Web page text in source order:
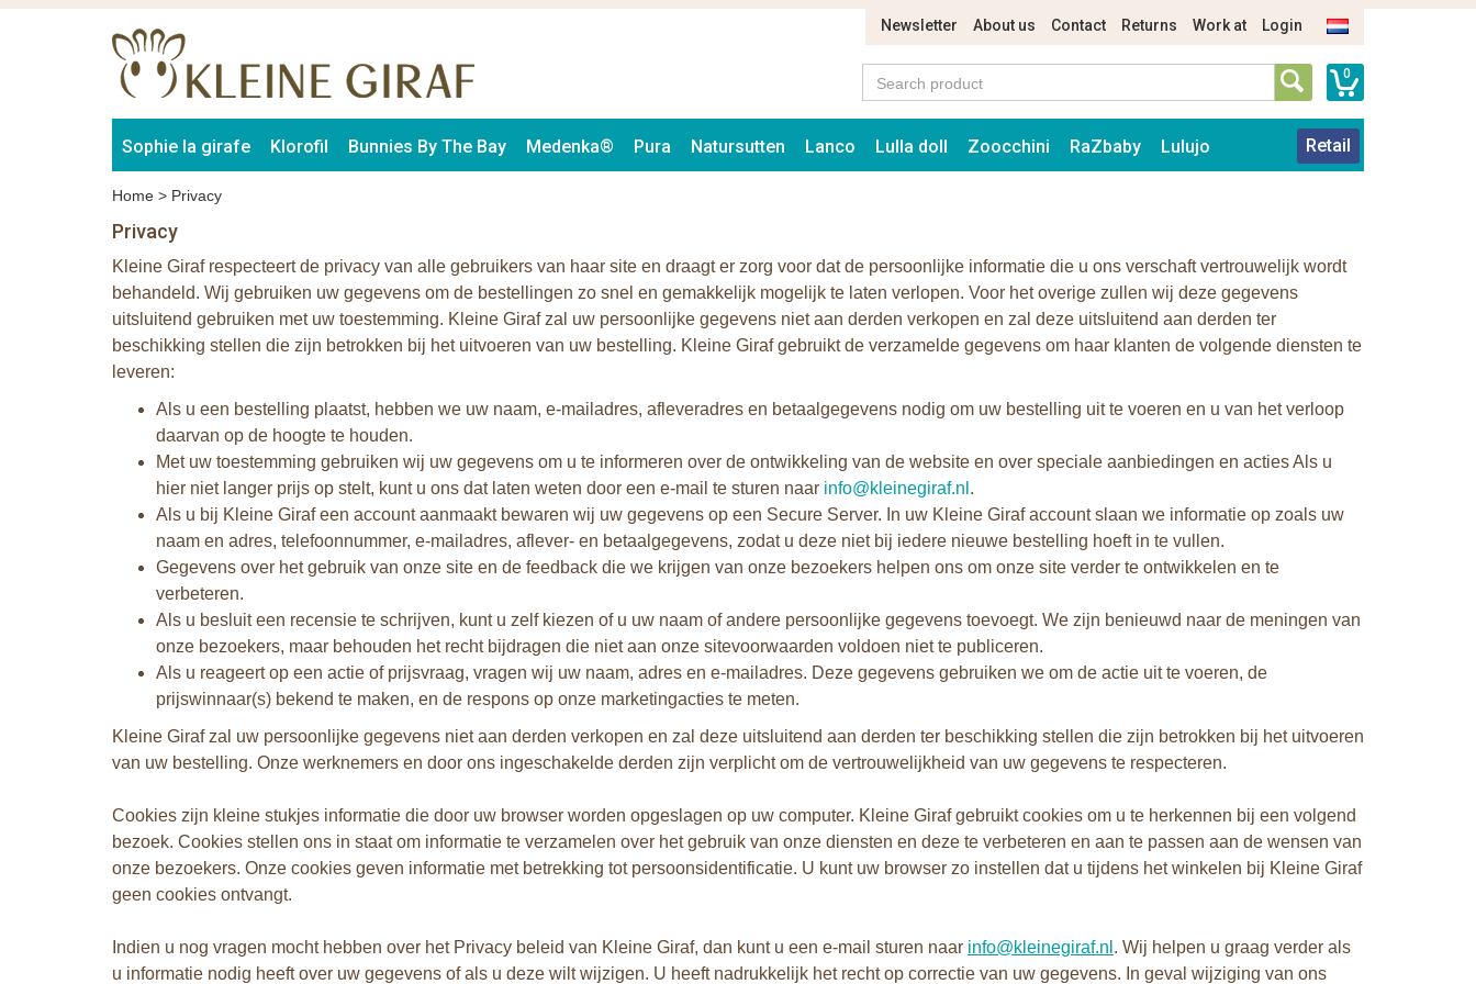
Newsletter About us Contact Returns Work at Login
0
Sophie la girafe Klorofil Bunnies By The Bay Medenka® Pura Natursutten Lanco Lulla doll Zoocchini RaZbaby Lulujo Retail
Home > Privacy
Privacy
Kleine Giraf respecteert de privacy van alle gebruikers van haar site en draagt er zorg voor dat de persoonlijke informatie die u ons verschaft vertrouwelijk wordt
behandeld. Wij gebruiken uw gegevens om de bestellingen zo snel en gemakkelijk mogelijk te laten verlopen. Voor het overige zullen wij deze gegevens
uitsluitend gebruiken met uw toestemming. Kleine Giraf zal uw persoonlijke gegevens niet aan derden verkopen en zal deze uitsluitend aan derden ter
beschikking stellen die zijn betrokken bij het uitvoeren van uw bestelling. Kleine Giraf gebruikt de verzamelde gegevens om haar klanten de volgende diensten te
leveren:
Als u een bestelling plaatst, hebben we uw naam, e-mailadres, afleveradres en betaalgegevens nodig om uw bestelling uit te voeren en u van het verloop
daarvan op de hoogte te houden.
Met uw toestemming gebruiken wij uw gegevens om u te informeren over de ontwikkeling van de website en over speciale aanbiedingen en acties Als u
hier niet langer prijs op stelt, kunt u ons dat laten weten door een e-mail te sturen naar info@kleinegiraf.nl .
Als u bij Kleine Giraf een account aanmaakt bewaren wij uw gegevens op een Secure Server. In uw Kleine Giraf account slaan we informatie op zoals uw
naam en adres, telefoonnummer, e-mailadres, aflever- en betaalgegevens, zodat u deze niet bij iedere nieuwe bestelling hoeft in te vullen.
Gegevens over het gebruik van onze site en de feedback die we krijgen van onze bezoekers helpen ons om onze site verder te ontwikkelen en te
verbeteren.
Als u besluit een recensie te schrijven, kunt u zelf kiezen of u uw naam of andere persoonlijke gegevens toevoegt. We zijn benieuwd naar de meningen van
onze bezoekers, maar behouden het recht bijdragen die niet aan onze sitevoorwaarden voldoen niet te publiceren.
Als u reageert op een actie of prijsvraag, vragen wij uw naam, adres en e-mailadres. Deze gegevens gebruiken we om de actie uit te voeren, de
prijswinnaar(s) bekend te maken, en de respons op onze marketingacties te meten.
Kleine Giraf zal uw persoonlijke gegevens niet aan derden verkopen en zal deze uitsluitend aan derden ter beschikking stellen die zijn betrokken bij het uitvoeren
van uw bestelling. Onze werknemers en door ons ingeschakelde derden zijn verplicht om de vertrouwelijkheid van uw gegevens te respecteren.
Cookies zijn kleine stukjes informatie die door uw browser worden opgeslagen op uw computer. Kleine Giraf gebruikt cookies om u te herkennen bij een volgend
bezoek. Cookies stellen ons in staat om informatie te verzamelen over het gebruik van onze diensten en deze te verbeteren en aan te passen aan de wensen van
onze bezoekers. Onze cookies geven informatie met betrekking tot persoonsidentificatie. U kunt uw browser zo instellen dat u tijdens het winkelen bij Kleine Giraf
geen cookies ontvangt.
Indien u nog vragen mocht hebben over het Privacy beleid van Kleine Giraf, dan kunt u een e-mail sturen naar info@kleinegiraf.nl . Wij helpen u graag verder als
u informatie nodig heeft over uw gegevens of als u deze wilt wijzigen. U heeft nadrukkelijk het recht op correctie van uw gegevens. In geval wijziging van ons